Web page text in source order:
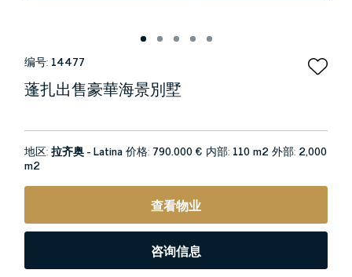
编号: 14477
蓬扎出售豪華海景別墅
地区:拉齐奥 - Latina价格: 790.000 € 内部: 110 m2外部: 2,000
m2
查看物业
咨询信息